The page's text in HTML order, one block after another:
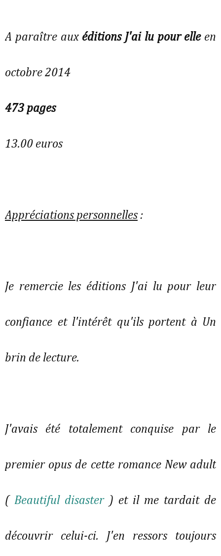
A paraître auxéditions J'ai lu pour elleen
octobre 2014
473 pages
13.00 euros
Appréciations personnelles :
Je remercie les éditions J'ai lu pour leur
confiance et l'intérêt qu'ils portent à Un
brin de lecture.
J'avais été totalement conquise par le
premier opus de cette romance New adult
( Beautiful disaster ) et il me tardait de
découvrir celui-ci. J'en ressors toujours